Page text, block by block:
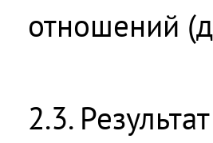
отношений
2.3.